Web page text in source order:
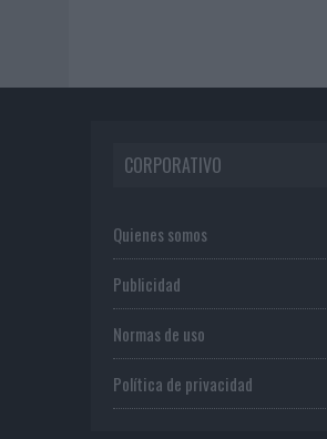
CORPORATIVO
Quienes somos
Publicidad
Normas de uso
Política de privacidad